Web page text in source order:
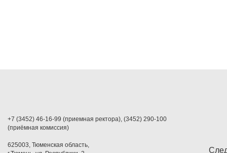
+7 (3452) 46-16-99 (приемная ректора), (3452) 290-100
(приёмная комиссия)
625003, Тюменская область,